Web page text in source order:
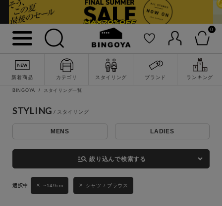
0
新着商品 カテゴリ スタイリング ブランド ランキング
詳細検索
BINGOYA スタイリング一覧
STYLING
MENS LADIES
manage_search 絞り込んで検索する
~149cm シャツ / ブラウス